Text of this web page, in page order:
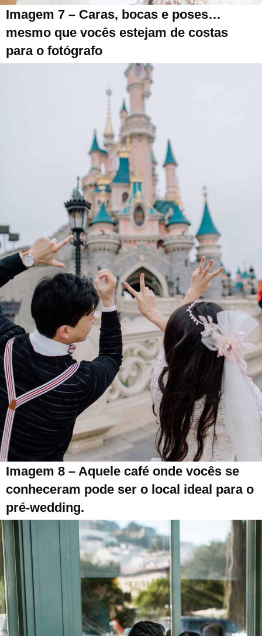
Imagem 7 – Caras, bocas e poses…
mesmo que vocês estejam de costas
para o fotógrafo
Imagem 8 – Aquele café onde vocês se
conheceram pode ser o local ideal para o
pré-wedding.